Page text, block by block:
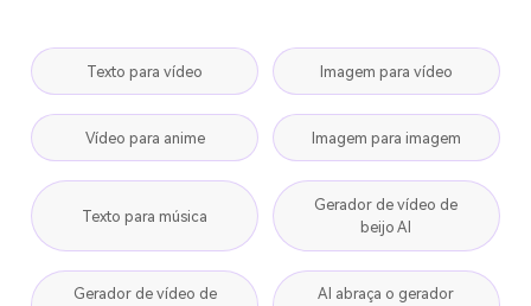
Texto para vídeo Imagem para vídeo
Vídeo para anime Imagem para imagem
Texto para música
Gerador de vídeo de
beijo AI
Gerador de vídeo de
AI abraça o gerador